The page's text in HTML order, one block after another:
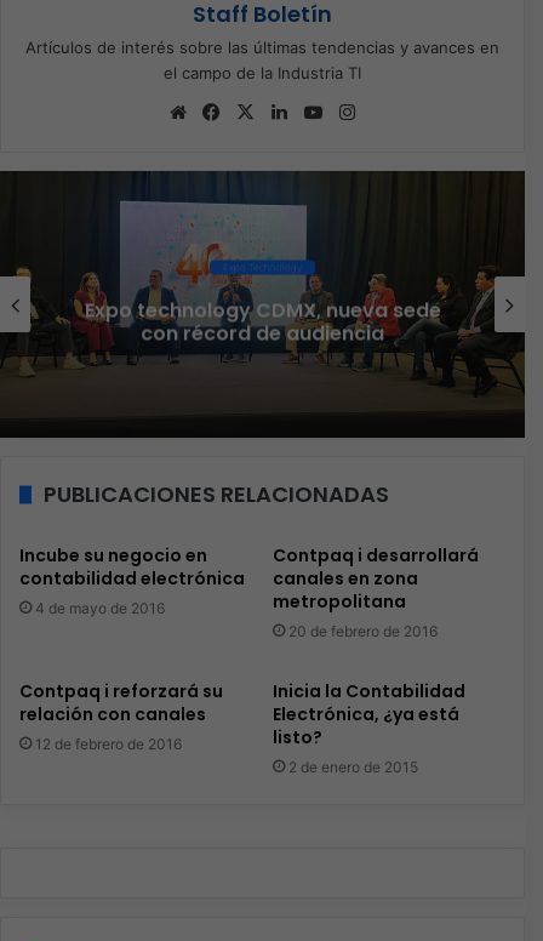
Staff Boletín
Artículos de interés sobre las últimas tendencias y avances en
el campo de la Industria TI
Sitio
Facebook
X LinkedInYouTube
Ciberseguridad
Veeam nombra a Fernando Zambrana
Country Manager para México
PUBLICACIONES RELACIONADAS
Incube su negocio en
contabilidad electrónica
4 de mayo de 2016
Contpaq i desarrollará
canales en zona
metropolitana
20 de febrero de 2016
Contpaq i reforzará su
relación con canales
12 de febrero de 2016
Inicia la Contabilidad
Electrónica, ¿ya está
listo?
2 de enero de 2015